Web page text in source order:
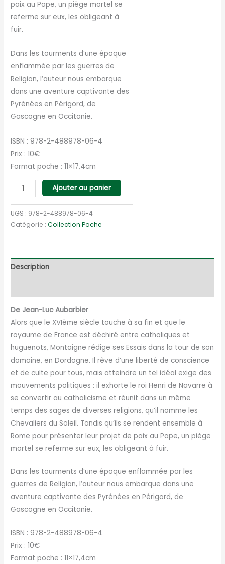
paix au Pape, un piège mortel se
referme sur eux, les obligeant à
fuir.
Dans les tourments d’une époque
enflammée par les guerres de
Religion, l’auteur nous embarque
dans une aventure captivante des
Pyrénées en Périgord, de
Gascogne en Occitanie.
ISBN : 978-2-488978-06-4
Prix : 10€
Format poche : 11×17,4cm
quantité
de
Le
chevalier
(poche)
Ajouter au panier
UGS : 978-2-488978-06-4
Catégorie :Collection Poche
Description
De Jean-Luc Aubarbier
Alors que le XVIème siècle touche à sa fin et que le
royaume de France est déchiré entre catholiques et
huguenots, Montaigne rédige ses Essais dans la tour de son
domaine, en Dordogne. Il rêve d’une liberté de conscience
et de culte pour tous, mais atteindre un tel idéal exige des
mouvements politiques : il exhorte le roi Henri de Navarre à
se convertir au catholicisme et réunit dans un même
temps des sages de diverses religions, qu’il nomme les
Chevaliers du Soleil. Tandis qu’ils se rendent ensemble à
Rome pour présenter leur projet de paix au Pape, un piège
mortel se referme sur eux, les obligeant à fuir.
Dans les tourments d’une époque enflammée par les
guerres de Religion, l’auteur nous embarque dans une
aventure captivante des Pyrénées en Périgord, de
Gascogne en Occitanie.
ISBN : 978-2-488978-06-4
Prix : 10€
Format poche : 11×17,4cm